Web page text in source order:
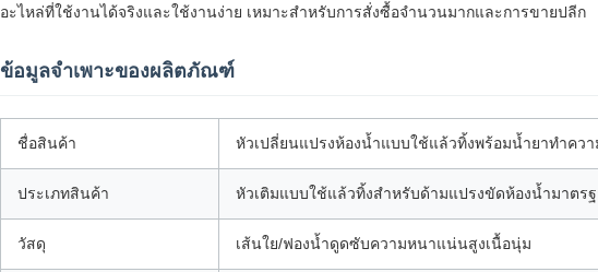
อะไหล่ที่ใช้งานได้จริงและใช้งานง่าย เหมาะสำหรับการสั่งซื้อจำนวนมากและการขายปลีก
ข้อมูลจำเพาะของผลิตภัณฑ์
ชื่อสินค้า หัวเปลี่ยนแปรงห้องน้ำแบบใช้แล้วทิ้งพร้อมน้ำยาทำคว
ประเภทสินค้า หัวเติมแบบใช้แล้วทิ้งสำหรับด้ามแปรงขัดห้องน้ำมาตร
วัสดุ เส้นใย/ฟองน้ำดูดซับความหนาแน่นสูงเนื้อนุ่ม